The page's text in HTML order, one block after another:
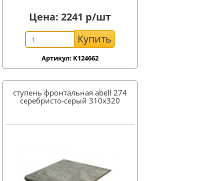
Цена: 2241 р/шт
Купить
Артикул: K124662
ступень фронтальная abell 274
серебристо-серый 310x320